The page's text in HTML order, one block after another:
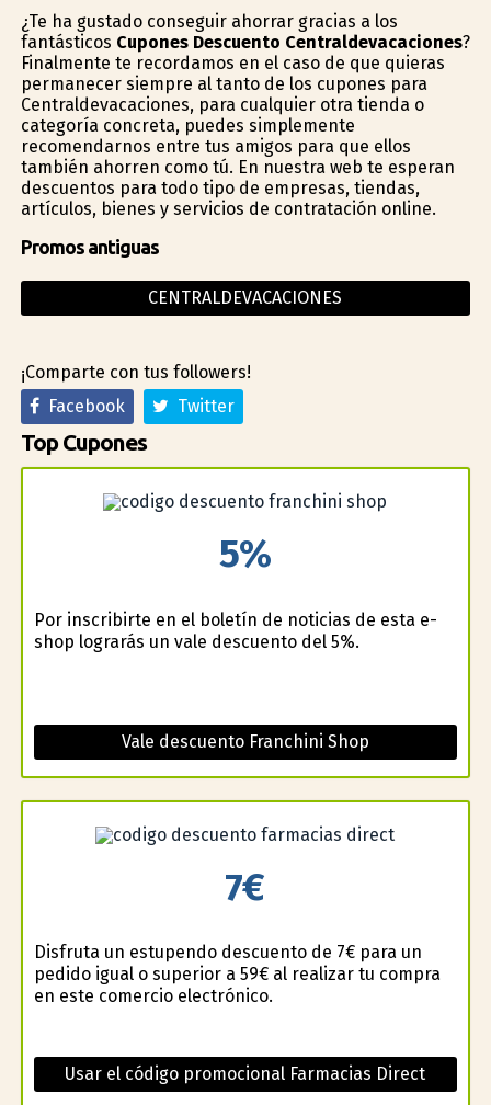
¿Te ha gustado conseguir ahorrar gracias a los
fantásticos Cupones Descuento Centraldevacaciones?
Finalmente te recordamos en el caso de que quieras
permanecer siempre al tanto de los cupones para
Centraldevacaciones, para cualquier otra tienda o
categoría concreta, puedes simplemente
recomendarnos entre tus amigos para que ellos
también ahorren como tú. En nuestra web te esperan
descuentos para todo tipo de empresas, tiendas,
artículos, bienes y servicios de contratación online.
Promos antiguas
CENTRALDEVACACIONES
¡Comparte con tus followers!
Facebook
Twitter
Top Cupones
5%
Por inscribirte en el boletín de noticias de esta e-
shop lograrás un vale descuento del 5%.
Vale descuento Franchini Shop
7€
Disfruta un estupendo descuento de 7€ para un
pedido igual o superior a 59€ al realizar tu compra
en este comercio electrónico.
Usar el código promocional Farmacias Direct